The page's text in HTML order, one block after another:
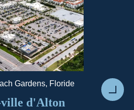
Gardens, Floride
d'Alton
Boca
NUVO